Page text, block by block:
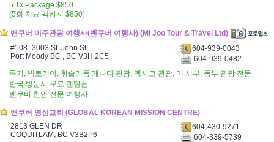
5 Tx Package $850
(5회 치료 팩키지 $850)
밴쿠버 미주관광 여행사(밴쿠버 여행사) (Mi Joo Tour & Travel Ltd)
#108 -3003 St. John St.
Port Moody BC , BC V3H 2C5
604-939-0043
604-939-0482
록키, 빅토리아, 휘슬러등 캐나다 관광, 멕시코 관광, 미 서부, 동부 관광 전문
한국 방문시 무료 렌탈폰
밴쿠버 한인 전문 여행사
밴쿠버 영성교회 (GLOBAL KOREAN MISSION CENTRE)
2813 GLEN DR
COQUITLAM, BC V3B2P6
604-430-9271
604-339-5739